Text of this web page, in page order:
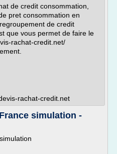
de credit consommation,
pret consommation en
de credit
que vous permet de faire le
rachat-credit.net/
rachat-credit.net
simulation -